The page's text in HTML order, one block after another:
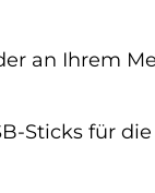
an Ihrem
Sticks für